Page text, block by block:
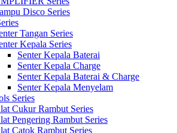
Disco Series
Tangan Series
Kepala Series
Senter Kepala Baterai
Senter Kepala Charge
Senter Kepala Baterai & Charge
Senter Kepala Menyelam
Series
Cukur Rambut Series
Pengering Rambut Series
Catok Rambut Series